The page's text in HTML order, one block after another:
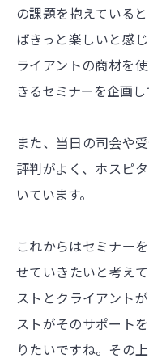
の課題を抱えている
ばきっと楽しいと感
ライアントの商材を
きるセミナーを企画
また、当日の司会や
評判がよく、ホスピ
いています。
これからはセミナー
せていきたいと考え
ストとクライアント
ストがそのサポート
りたいですね。その